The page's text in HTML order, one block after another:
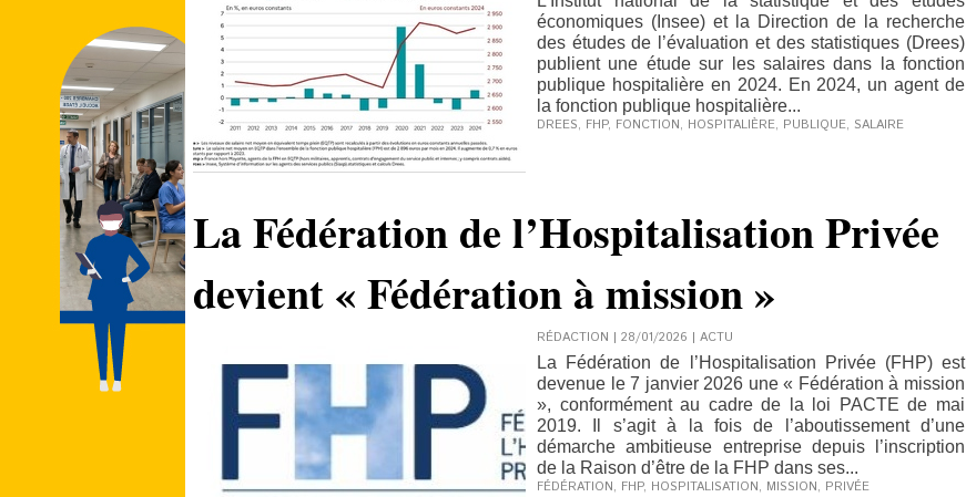
économiques (Insee) et la Direction de la recherche
des études de l’évaluation et des statistiques (Drees)
publient une étude sur les salaires dans la fonction
publique hospitalière en 2024. En 2024, un agent de
la fonction publique hospitalière...
DREES, FHP, FONCTION, HOSPITALIÈRE, PUBLIQUE, SALAIRE
La Fédération de l’Hospitalisation Privée
devient « Fédération à mission »
RÉDACTION | 28/01/2026 | ACTU
La Fédération de l’Hospitalisation Privée (FHP) est
devenue le 7 janvier 2026 une « Fédération à mission
», conformément au cadre de la loi PACTE de mai
2019. Il s’agit à la fois de l’aboutissement d’une
démarche ambitieuse entreprise depuis l’inscription
de la Raison d’être de la FHP dans ses...
FÉDÉRATION, FHP, HOSPITALISATION, MISSION, PRIVÉE